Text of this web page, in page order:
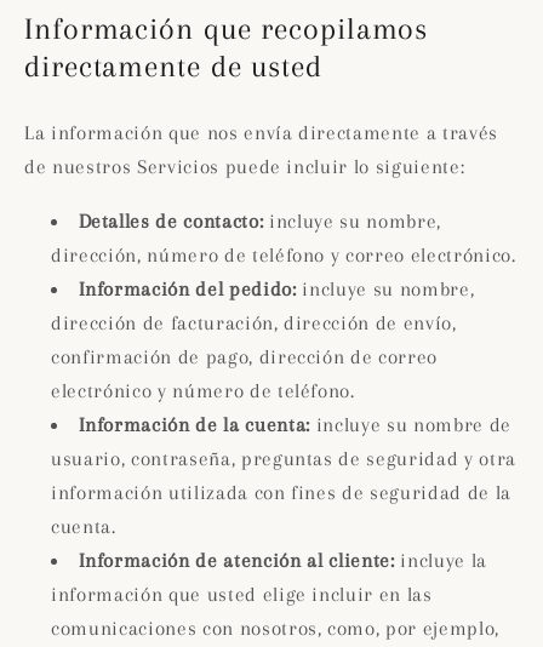
Información que recopilamos
directamente de usted
La información que nos envía directamente a través
de nuestros Servicios puede incluir lo siguiente:
Detalles de contacto:incluye su nombre,
dirección, número de teléfono y correo electrónico.
Información del pedido:incluye su nombre,
dirección de facturación, dirección de envío,
confirmación de pago, dirección de correo
electrónico y número de teléfono.
Información de la cuenta: incluye su nombre de
usuario, contraseña, preguntas de seguridad y otra
información utilizada con fines de seguridad de la
cuenta.
Información de atención al cliente:incluye la
información que usted elige incluir en las
comunicaciones con nosotros, como, por ejemplo,